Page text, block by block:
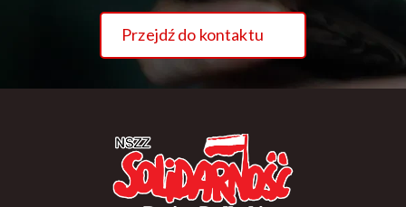
Przejdź do kontaktu